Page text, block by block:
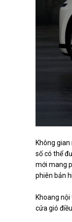
Không
số có thể
mới mang
phiên bản
Khoang
cửa gió